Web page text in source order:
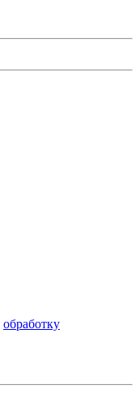
обработку